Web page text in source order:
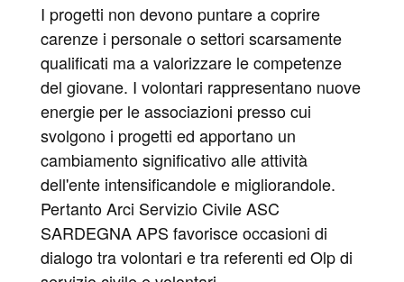
I progetti non devono puntare a coprire
carenze i personale o settori scarsamente
qualificati ma a valorizzare le competenze
del giovane. I volontari rappresentano nuove
energie per le associazioni presso cui
svolgono i progetti ed apportano un
cambiamento significativo alle attività
dell'ente intensificandole e migliorandole.
Pertanto Arci Servizio Civile ASC
SARDEGNA APS favorisce occasioni di
dialogo tra volontari e tra referenti ed Olp di